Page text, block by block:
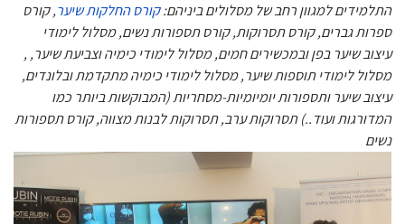
התלמידים למגוון רחב של מסלולים ביניהם:קורס החלקות שיער, קורס
ספרות גברים, קורס תסרוקות, קורס תספורות נשים, מסלול לימודי
עיצוב שיער בפן ובמכשירים חמים, מסלול לימודי
, כימיה וצביעת שיער,
מסלול לימודי תוספות שיער, מסלול לימודי כימיה מתקדמת ובלונדים,
עיצוב שיער ותספורות יומיומיות-מסחריות (המבוקשות ביותר כמו
המדורגות ועוד..) תסרוקות ערב, תסרוקות לבנות מצווה, קורס תספורות
נשים